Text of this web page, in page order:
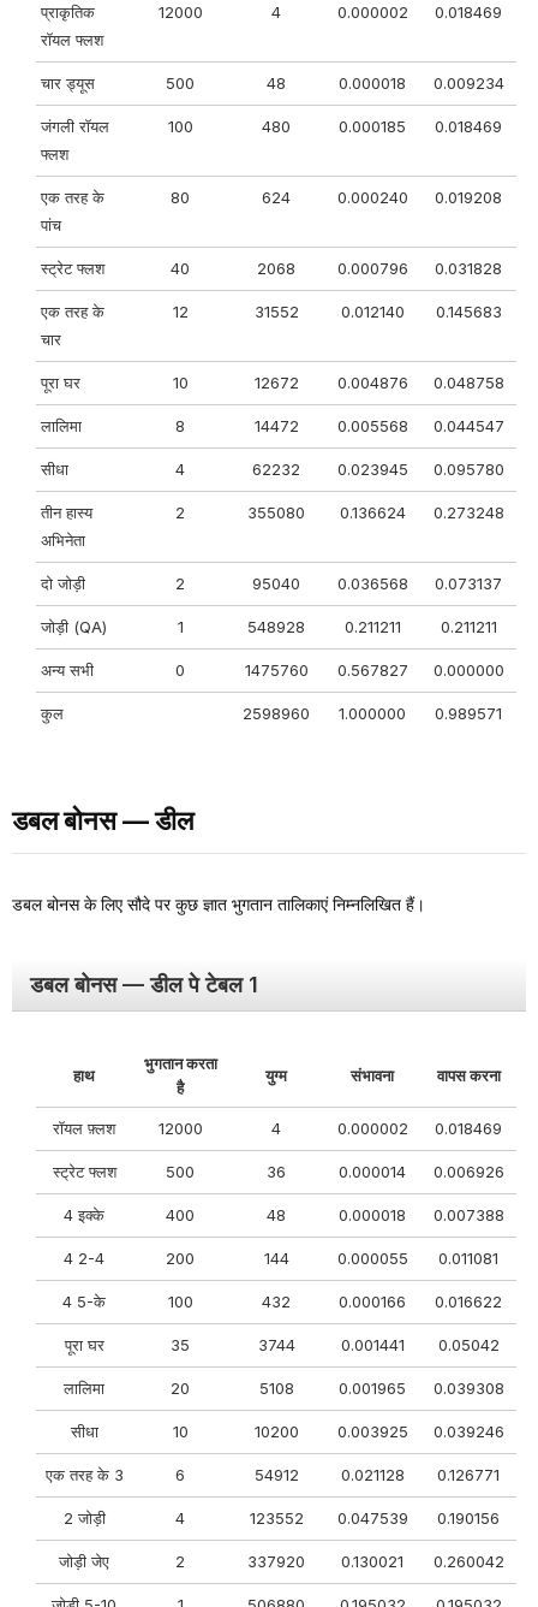
प्राकृतिक
रॉयल फ्लश
12000 4 0.000002 0.018469
चार ड्यूस 500 48 0.000018 0.009234
जंगली रॉयल
फ्लश
100 480 0.000185 0.018469
एक तरह के
पांच
80 624 0.000240 0.019208
स्ट्रेट फ्लश 40 2068 0.000796 0.031828
एक तरह के
चार
12 31552 0.012140 0.145683
पूरा घर 10 12672 0.004876 0.048758
लालिमा 8 14472 0.005568 0.044547
सीधा 4 62232 0.023945 0.095780
तीन हास्य
अभिनेता
2 355080 0.136624 0.273248
दो जोड़ी 2 95040 0.036568 0.073137
जोड़ी (QA) 1 548928 0.211211 0.211211
अन्य सभी 0 1475760 0.567827 0.000000
कुल 2598960 1.000000 0.989571
डबल बोनस — डील
डबल बोनस के लिए सौदे पर कुछ ज्ञात भुगतान तालिकाएं निम्नलिखित हैं।
डबल बोनस — डील पे टेबल 1
हाथ
भुगतान करता
है
युग्म संभावना वापस करना
रॉयल फ़्लश 12000 4 0.000002 0.018469
स्ट्रेट फ्लश 500 36 0.000014 0.006926
4 इक्के 400 48 0.000018 0.007388
4 2-4 200 144 0.000055 0.011081
4 5-के 100 432 0.000166 0.016622
पूरा घर 35 3744 0.001441 0.05042
लालिमा 20 5108 0.001965 0.039308
सीधा 10 10200 0.003925 0.039246
एक तरह के 3 6 54912 0.021128 0.126771
2 जोड़ी 4 123552 0.047539 0.190156
जोड़ी जेए 2 337920 0.130021 0.260042